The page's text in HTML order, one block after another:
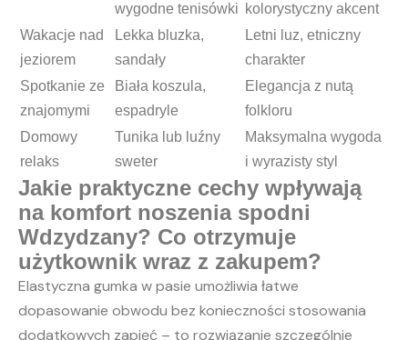
wygodne tenisówki kolorystyczny akcent
Wakacje nad
jeziorem
Lekka bluzka,
sandały
Letni luz, etniczny
charakter
Spotkanie ze
znajomymi
Biała koszula,
espadryle
Elegancja z nutą
folkloru
Domowy
relaks
Tunika lub luźny
sweter
Maksymalna wygoda
i wyrazisty styl
Jakie praktyczne cechy wpływają
na komfort noszenia spodni
Wdzydzany? Co otrzymuje
użytkownik wraz z zakupem?
Elastyczna gumka w pasie umożliwia łatwe
dopasowanie obwodu bez konieczności stosowania
dodatkowych zapięć – to rozwiązanie szczególnie